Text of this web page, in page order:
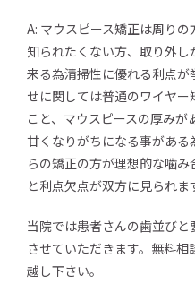
A: マウスピース矯正は周り
知られたくない方、取り外
来る為清掃性に優れる利点
せに関しては普通のワイヤ
こと、マウスピースの厚み
甘くなりがちになる事があ
らの矯正の方が理想的な噛
と利点欠点が双方に見られま
当院では患者さんの歯並び
させていただきます。無料
越し下さい。